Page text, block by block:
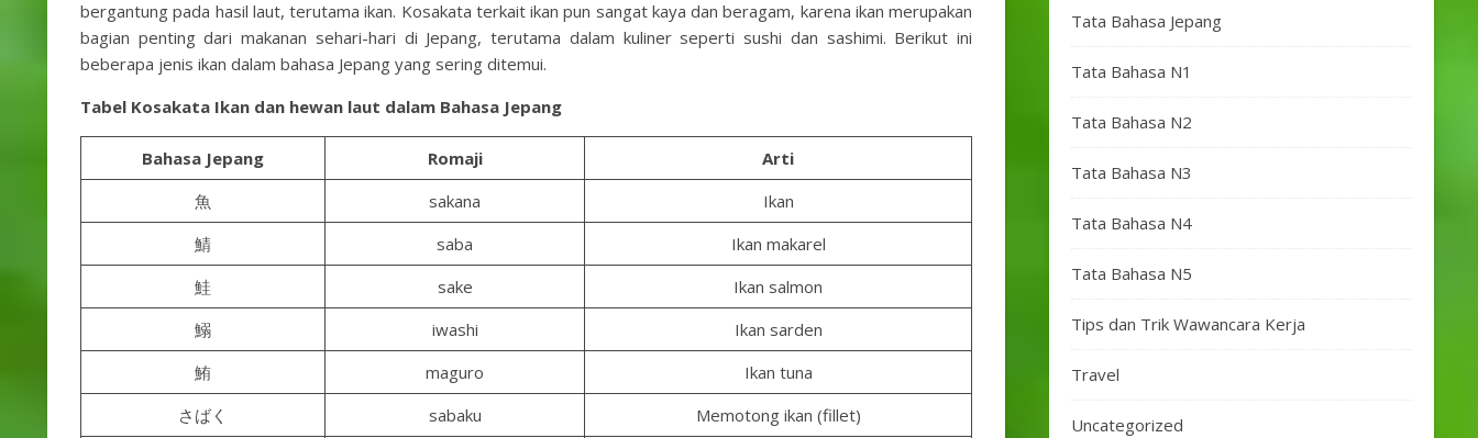
bergantung pada hasil laut, terutama ikan. Kosakata terkait ikan pun sangat kaya dan beragam, karena ikan merupakan
bagian penting dari makanan sehari-hari di Jepang, terutama dalam kuliner seperti sushi dan sashimi. Berikut ini
beberapa jenis ikan dalam bahasa Jepang yang sering ditemui.
Tabel Kosakata Ikan dan hewan laut dalam Bahasa Jepang
Bahasa Jepang Romaji
Arti
魚
sakana
Ikan
鯖
saba
Ikan makarel
鮭
sake
Ikan salmon
鰯
iwashi
Ikan sarden
鮪
maguro
Ikan tuna
さばく
sabaku Memotong ikan (fillet)
Tata Bahasa Jepang
Tata Bahasa N1
Tata Bahasa N2
Tata Bahasa N3
Tata Bahasa N4
Tata Bahasa N5
Tips dan Trik Wawancara Kerja
Travel
Uncategorized